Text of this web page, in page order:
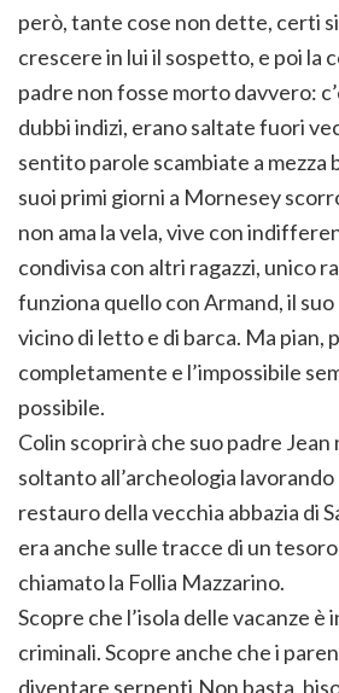
però, tante cose non dette, certi
crescere in lui il sospetto, e poi la
padre non fosse morto davvero:
dubbi indizi, erano saltate fuori
sentito parole scambiate a mezza
suoi primi giorni a Mornesey
non ama la vela, vive con
condivisa con altri ragazzi, unico
funziona quello con Armand, il
vicino di letto e di barca. Ma pian,
completamente e l’impossibile
possibile.
Colin scoprirà che suo padre Jean
soltanto all’archeologia lavorando
restauro della vecchia abbazia di
era anche sulle tracce di un
chiamato la Follia Mazzarino.
Scopre che l’isola delle vacanze è
criminali. Scopre anche che i
diventare serpenti.Non basta,